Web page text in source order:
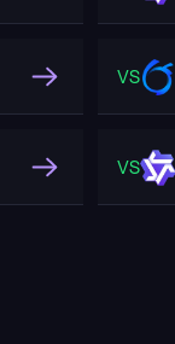
VS
VS